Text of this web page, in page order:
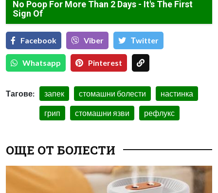
No Poop For More Than 2 Days - It's The First
Sign Of
Facebook Viber Тwitter
Whatsapp Pinterest
Тагове: запек стомашни болести настинка
грип стомашни язви рефлукс
ОЩЕ ОТ БОЛЕСТИ